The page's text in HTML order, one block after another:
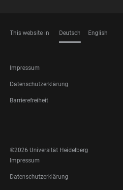
This website in Deutsch English
FOOTER
LEGAL
Impressum
Datenschutzerklärung
Barrierefreiheit
MEDIA
©2026 Universität Heidelberg
FOOTER
LEGAL
Impressum
Datenschutzerklärung